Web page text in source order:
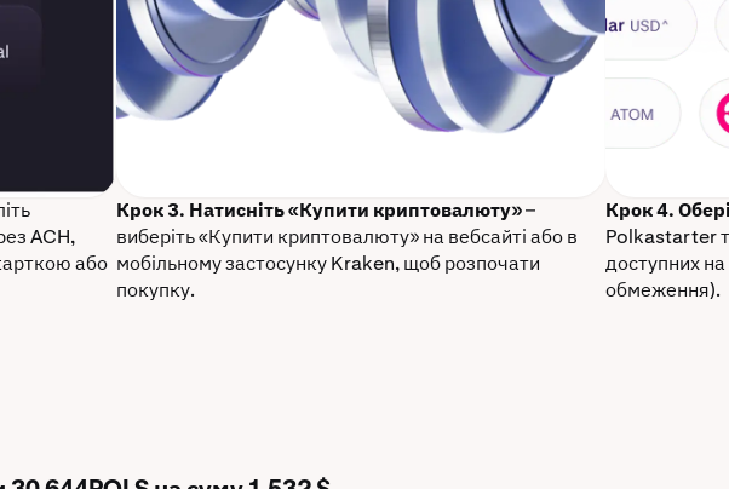
ACH,
або
Крок 3. Натисніть «Купити криптовалюту»–
виберіть «Купити криптовалюту» на вебсайті або в
мобільному застосунку Kraken, щоб розпочати
покупку.
Крок 4.
Polkastarter
доступних
обмеження).